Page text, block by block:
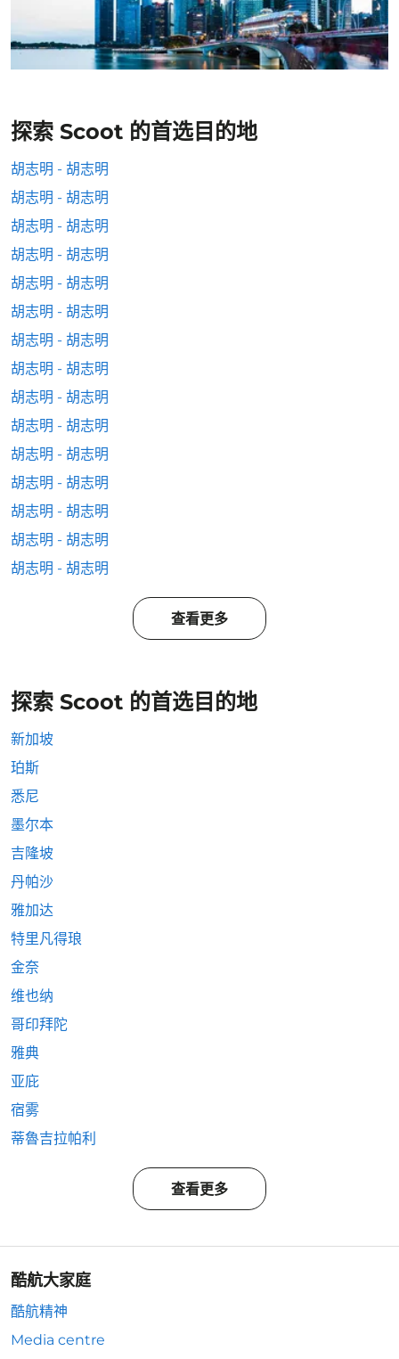
探索 Scoot 的首选目的地
胡志明 - 胡志明
胡志明 - 胡志明
胡志明 - 胡志明
胡志明 - 胡志明
胡志明 - 胡志明
胡志明 - 胡志明
胡志明 - 胡志明
胡志明 - 胡志明
胡志明 - 胡志明
胡志明 - 胡志明
胡志明 - 胡志明
胡志明 - 胡志明
胡志明 - 胡志明
胡志明 - 胡志明
胡志明 - 胡志明
查看更多
探索 Scoot 的首选目的地
新加坡
珀斯
悉尼
墨尔本
吉隆坡
丹帕沙
雅加达
特里凡得琅
金奈
维也纳
哥印拜陀
雅典
亚庇
宿雾
蒂魯吉拉帕利
查看更多
酷航大家庭
酷航精神
Media centre